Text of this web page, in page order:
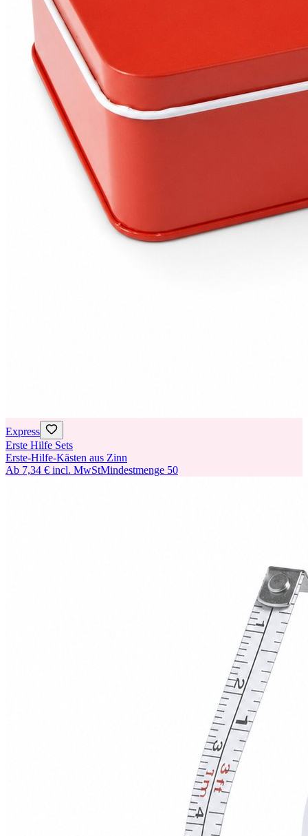
Express
Erste Hilfe Sets
Erste-Hilfe-Kästen aus Zinn
Ab 7,34 € incl. MwStMindestmenge 50